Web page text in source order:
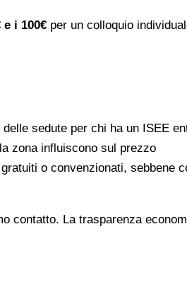
e i 100€ per un colloquio
sedute per chi ha un ISEE
zona influiscono sul prezzo
o convenzionati, sebbene
contatto. La trasparenza